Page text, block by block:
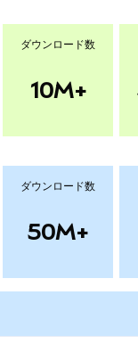
ダウンロード数
10M+
ダウンロード数
50M+